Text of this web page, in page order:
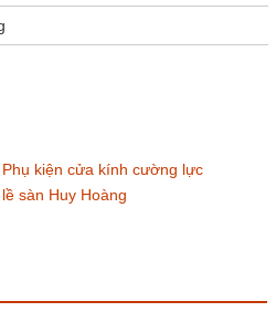
Phụ kiện cửa kính cường lực
sàn Huy Hoàng